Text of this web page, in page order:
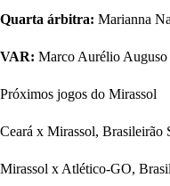
Quarta árbitra: Marianna
VAR: Marco Aurélio Auguso
Próximos jogos do Mirassol
Ceará x Mirassol, Brasileirão
Mirassol x Atlético-GO,